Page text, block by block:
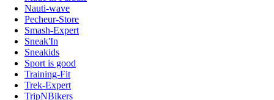
Nauti-wave
Pecheur-Store
Smash-Expert
Sneak'In
Sneakids
Sport is good
Training-Fit
Trek-Expert
TripNBikers